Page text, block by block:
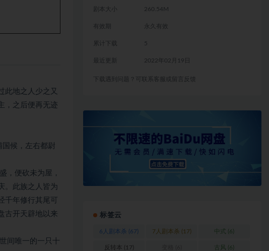
此地之人少之又
，之后便再无迹
候，左右都尉
，便砍未为屋，
。此族之人皆为
年修行其尾可
古开天辟地以来
间唯一的一只十
剧本大小 260.54M
有效期 永久有效
累计下载 5
最近更新 2022年02月19日
下载遇到问题？可联系客服或留言反馈
标签云
6人剧本杀 (67) 7人剧本杀 (17) 中式 (6)
反转本 (17) 古风 (6)